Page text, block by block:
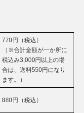
770円（税込）
（※合計金額が一か所に
税込み3,000円以上の場
合は、送料550円になり
ます。）
880円（税込）